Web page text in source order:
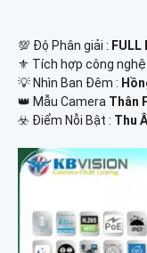
💯 Độ Phân giải : FULL
⚜️ Tích hợp công nghệ
💡 Nhìn Ban Đêm :
👑 Mẫu Camera Thân
️☣️ Điểm Nỗi Bật : Thu